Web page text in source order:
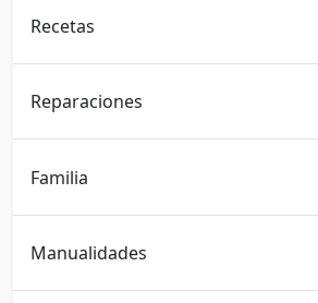
Recetas
Reparaciones
Familia
Manualidades